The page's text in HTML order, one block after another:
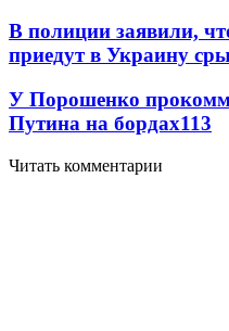
В полиции заявили,
приедут в Украину
У Порошенко
Путина на бордах113
Читать комментарии